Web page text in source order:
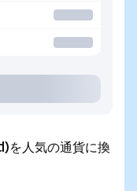
人気の通貨に換